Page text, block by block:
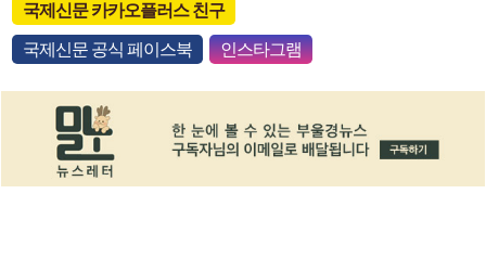
국제신문 카카오플러스 친구
국제신문 공식 페이스북 인스타그램